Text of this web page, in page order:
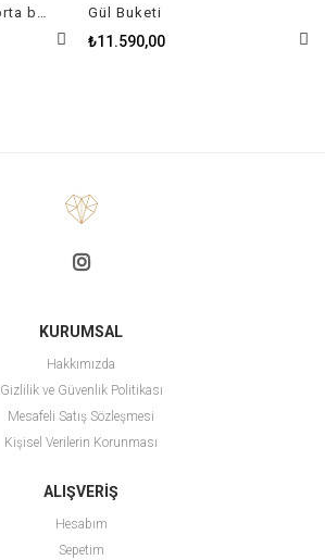
Yıldız Süs Shimmer, orta boy Gül Buketi
₺11.590,00
KURUMSAL
Hakkımızda
Gizlilik ve Güvenlik Politikası
Mesafeli Satış Sözleşmesi
Kişisel Verilerin Korunması
ALIŞVERİŞ
Hesabım
Sepetim